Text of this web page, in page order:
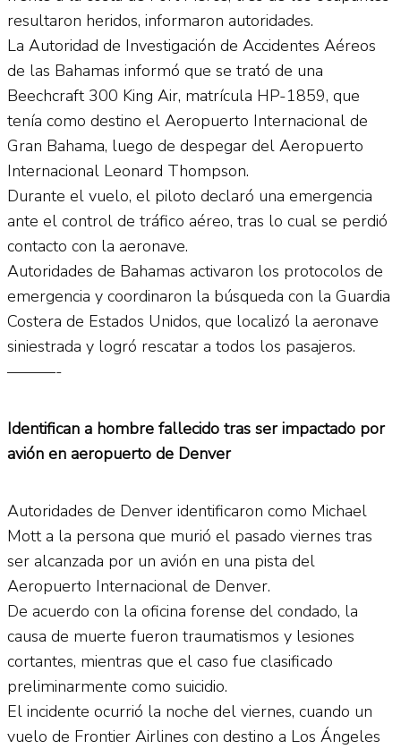
resultaron heridos, informaron autoridades.
La Autoridad de Investigación de Accidentes Aéreos
de las Bahamas informó que se trató de una
Beechcraft 300 King Air, matrícula HP-1859, que
tenía como destino el Aeropuerto Internacional de
Gran Bahama, luego de despegar del Aeropuerto
Internacional Leonard Thompson.
Durante el vuelo, el piloto declaró una emergencia
ante el control de tráfico aéreo, tras lo cual se perdió
contacto con la aeronave.
Autoridades de Bahamas activaron los protocolos de
emergencia y coordinaron la búsqueda con la Guardia
Costera de Estados Unidos, que localizó la aeronave
siniestrada y logró rescatar a todos los pasajeros.
———-
Identifican a hombre fallecido tras ser impactado por
avión en aeropuerto de Denver
Autoridades de Denver identificaron como Michael
Mott a la persona que murió el pasado viernes tras
ser alcanzada por un avión en una pista del
Aeropuerto Internacional de Denver.
De acuerdo con la oficina forense del condado, la
causa de muerte fueron traumatismos y lesiones
cortantes, mientras que el caso fue clasificado
preliminarmente como suicidio.
El incidente ocurrió la noche del viernes, cuando un
vuelo de Frontier Airlines con destino a Los Ángeles